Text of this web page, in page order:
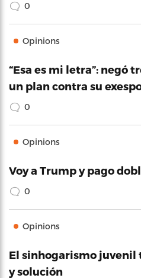
0
Opinions
“Esa es mi letra”: negó
un plan contra su
0
Opinions
Voy a Trump y pago
0
Opinions
El sinhogarismo juvenil
y solución